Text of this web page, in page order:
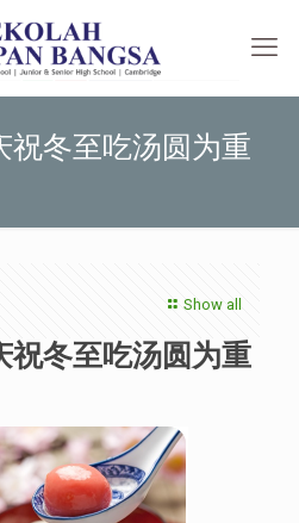
祝冬至吃汤圆为重
Show all
祝冬至吃汤圆为重